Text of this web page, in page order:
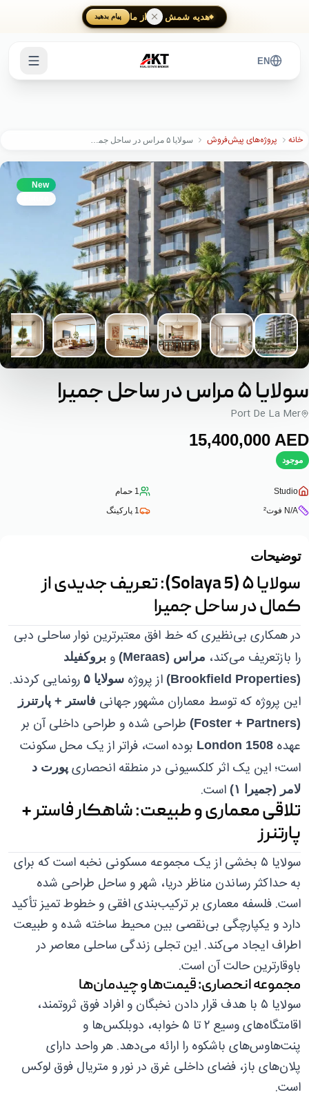
Skip to main contentهدیه شمش طلا از ما پیام بدهید
EN
خانه پروژه‌های پیش‌فروش سولایا ۵ مراس در ساحل جمیرا
New
سولایا ۵ مراس در ساحل جمیرا
Port De La Mer
‎15,400,000‎ AED
موجود
Studio
1 حمام
N/A فوت² 1 پارکینگ
توضیحات
سولایا ۵ (Solaya 5): تعریف جدیدی از
کمال در ساحل جمیرا
در همکاری بی‌نظیری که خط افق معتبرترین نوار ساحلی دبی
را بازتعریف می‌کند، مراس (Meraas) و بروکفیلد
(Brookfield Properties)
از پروژه سولایا ۵
رونمایی کردند.
این پروژه که توسط معماران مشهور جهانی فاستر + پارتنرز
(Foster + Partners)
طراحی شده و طراحی داخلی آن بر
عهده 1508 London
بوده است، فراتر از یک محل سکونت
است؛ این یک اثر کلکسیونی در منطقه انحصاریپورت د
لامر (جمیرا ۱)
است.
تلاقی معماری و طبیعت: شاهکار فاستر +
پارتنرز
سولایا ۵ بخشی از یک مجموعه مسکونی نخبه است که برای
به حداکثر رساندن مناظر دریا، شهر و ساحل طراحی شده
است. فلسفه معماری بر ترکیب‌بندی افقی و خطوط تمیز تأکید
دارد و یکپارچگی بی‌نقصی بین محیط ساخته شده و طبیعت
اطراف ایجاد می‌کند. این تجلی زندگی ساحلی معاصر در
باوقارترین حالت آن است.
مجموعه انحصاری: قیمت‌ها و چیدمان‌ها
سولایا ۵ با هدف قرار دادن نخبگان و افراد فوق ثروتمند،
اقامتگاه‌های وسیع ۲ تا ۵ خوابه، دوبلکس‌ها و
پنت‌هاوس‌های باشکوه را ارائه می‌دهد. هر واحد دارای
پلان‌های باز، فضای داخلی غرق در نور و متریال فوق لوکس
است.